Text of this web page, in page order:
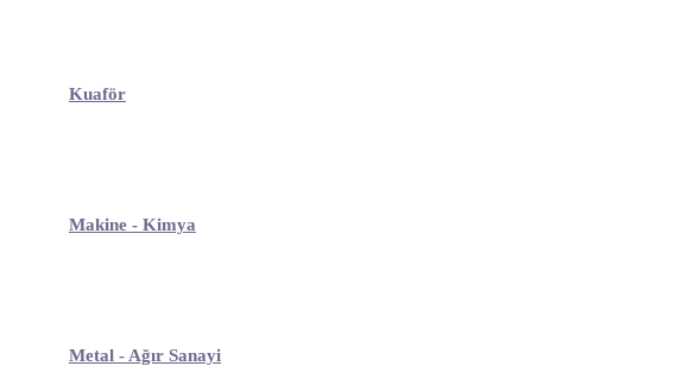
Kuaför
Makine - Kimya
Metal - Ağır Sanayi